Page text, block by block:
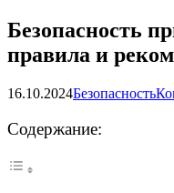
Безопасность
правила и
16.10.2024Безопасность
Содержание: